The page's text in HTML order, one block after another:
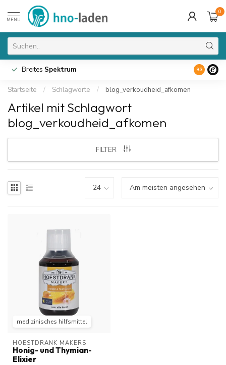
MENU
0
Breites Spektrum 9.3
Startseite / Schlagworte / blog_verkoudheid_afkomen
Artikel mit Schlagwort
blog_verkoudheid_afkomen
FILTER
medizinisches hilfsmittel
HOESTDRANK MAKERS
Honig- und Thymian-
Elixier